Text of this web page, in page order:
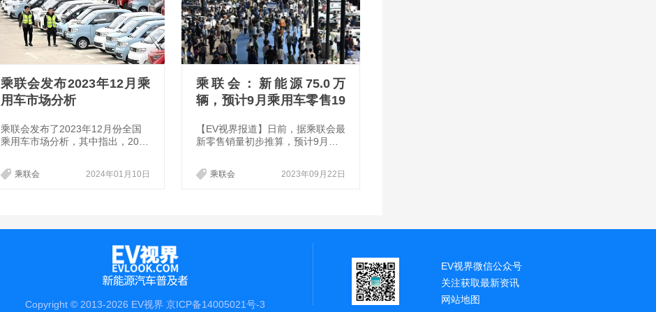
乘联会发布2023年12月乘
用车市场分析
乘联会发布了2023年12月份全国
乘用车市场分析，其中指出，2023
万辆，同比增长8.5%，环比增长1
3.1%。今年以来累计零售2,169.9
2024年01月10日
乘联会
乘联会：新能源75.0万
辆，预计9月乘用车零售19
【EV视界报道】日前，据乘联会最
新零售销量初步推算，预计9月乘
右，环比3.1%，同比3.0%，新能
源零售75.0万辆左右，环比4.7%，
2023年09月22日
乘联会
Copyright © 2013-2026 EV视界 京ICP备14005021号-3
EV视界微信公众号
关注获取最新资讯
网站地图